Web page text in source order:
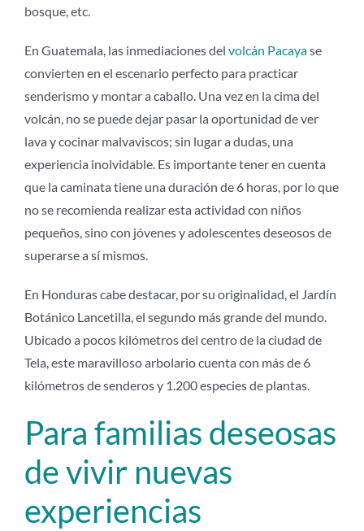
bosque, etc.
En Guatemala, las inmediaciones del volcán Pacayase
convierten en el escenario perfecto para practicar
senderismo y montar a caballo. Una vez en la cima del
volcán, no se puede dejar pasar la oportunidad de ver
lava y cocinar malvaviscos; sin lugar a dudas, una
experiencia inolvidable. Es importante tener en cuenta
que la caminata tiene una duración de 6 horas, por lo que
no se recomienda realizar esta actividad con niños
pequeños, sino con jóvenes y adolescentes deseosos de
superarse a sí mismos.
En Honduras cabe destacar, por su originalidad, el Jardín
Botánico Lancetilla, el segundo más grande del mundo.
Ubicado a pocos kilómetros del centro de la ciudad de
Tela, este maravilloso arbolario cuenta con más de 6
kilómetros de senderos y 1.200 especies de plantas.
Para familias deseosas
de vivir nuevas
experiencias